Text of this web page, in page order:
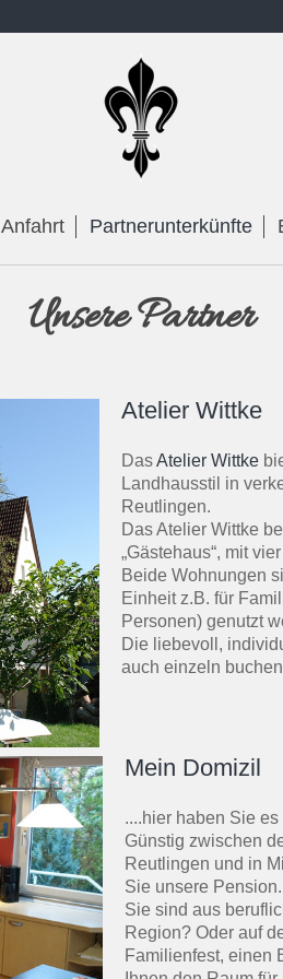
Anfahrt Partnerunterkünfte
Unsere Partner
Atelier Wittke
DasAtelier Wittke
Landhausstil in
Reutlingen.
Das Atelier Wittke
„Gästehaus“, mit
Beide Wohnungen
Einheit z.B. für
Personen) genutzt
Die liebevoll,
auch einzeln
Mein Domizil
....hier haben Sie
Günstig zwischen
Reutlingen und in
Sie unsere Pension.
Sie sind aus
Region? Oder auf
Familienfest, einen